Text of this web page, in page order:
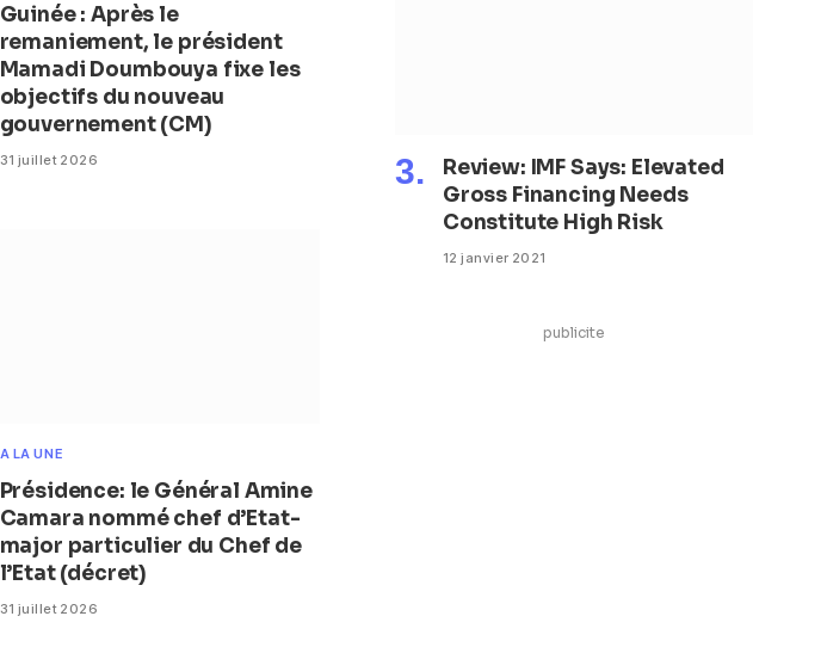
Guinée : Après le
remaniement, le président
Mamadi Doumbouya fixe les
objectifs du nouveau
gouvernement (CM)
31 juillet 2026
A LA UNE
Présidence: le Général Amine
Camara nommé chef d’Etat-
major particulier du Chef de
l’Etat (décret)
31 juillet 2026
Review: IMF Says: Elevated
Gross Financing Needs
Constitute High Risk
12 janvier 2021
publicite